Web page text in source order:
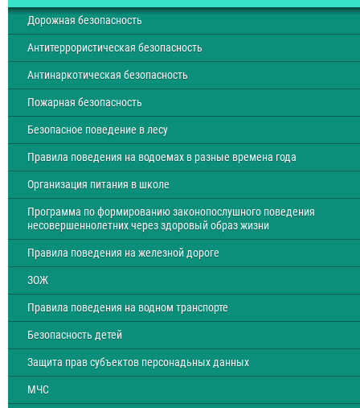
Дорожная безопасность
Антитеррористическая безопасность
Антинаркотическая безопасность
Пожарная безопасность
Безопасное поведение в лесу
Правила поведения на водоемах в разные времена года
Организация питания в школе
Программа по формированию законопослушного поведения
несовершеннолетних через здоровый образ жизни
Правила поведения на железной дороге
ЗОЖ
Правила поведения на водном транспорте
Безопасность детей
Защита прав субъектов персонадьных данных
МЧС